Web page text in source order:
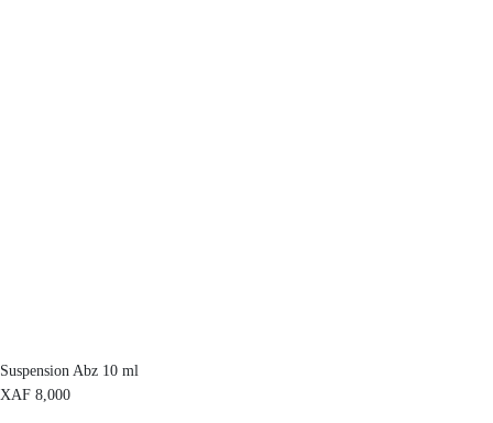
Suspension Abz 10 ml
XAF 8,000